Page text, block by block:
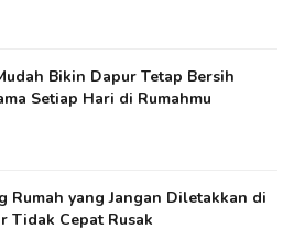
Bikin Dapur Tetap Bersih
Setiap Hari di Rumahmu
Rumah yang Jangan Diletakkan di
Tidak Cepat Rusak